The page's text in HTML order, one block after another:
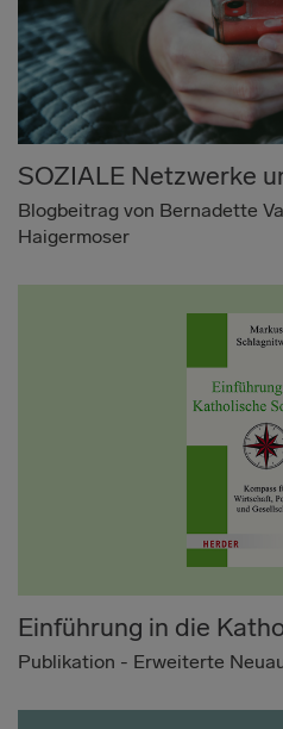
SOZIALE Netzwerke
Blogbeitrag von Bernadette
Haigermoser
Einführung in die
Publikation - Erweiterte